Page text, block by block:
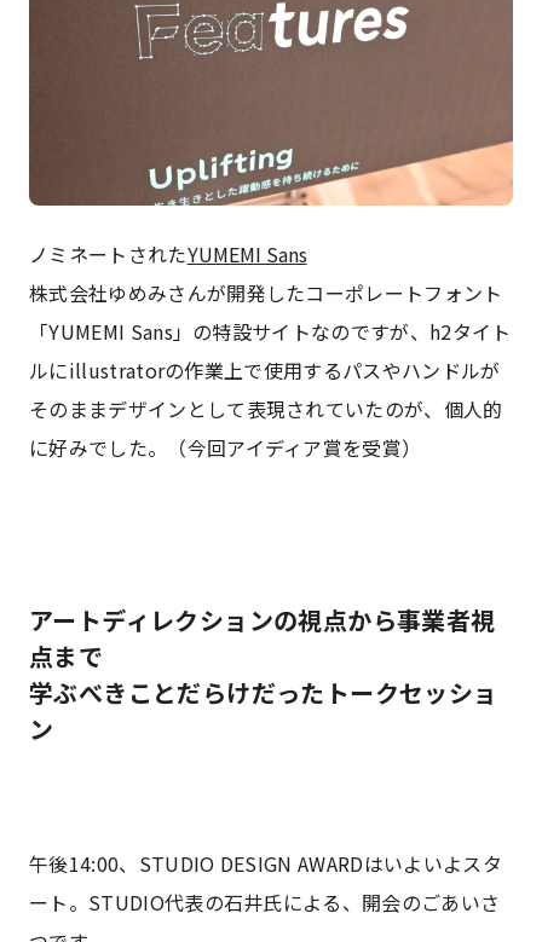
ノミネートされたYUMEMI Sans
株式会社ゆめみさんが開発したコーポレートフォント
「YUMEMI Sans」の特設サイトなのですが、h2タイト
ルにillustratorの作業上で使用するパスやハンドルが
そのままデザインとして表現されていたのが、個人的
に好みでした。（今回アイディア賞を受賞）
アートディレクションの視点から事業者視
点まで
学ぶべきことだらけだったトークセッショ
ン
午後14:00、STUDIO DESIGN AWARDはいよいよスタ
ート。STUDIO代表の石井氏による、開会のごあいさ